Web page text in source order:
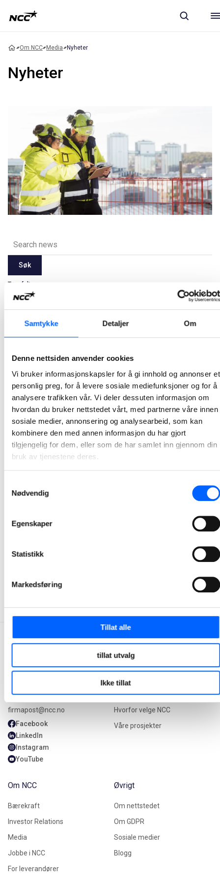
Samtykke Detaljer Om
Denne nettsiden anvender cookies
Vi bruker informasjonskapsler for å gi innhold og annonser et
personlig preg, for å levere sosiale mediefunksjoner og for å
analysere trafikken vår. Vi deler dessuten informasjon om
hvordan du bruker nettstedet vårt, med partnerne våre innen
sosiale medier, annonsering og analysearbeid, som kan
kombinere den med annen informasjon du har gjort
tilgjengelig for dem, eller som de har samlet inn gjennom din
bruk av tjenestene deres.
Nødvendig
Egenskaper
Statistikk
Markedsføring
Tillat alle
tillat utvalg
Ikke tillat
Om NCC Media Nyheter
Nyheter
Søk
Tøm felt
Alle Jan Feb Mar Apr May Jun Jul
Aug
Ikke noe resultat.
Manager, Media Relations Norway, NCC Group
Send epost
Kontakt oss
+47 22 98 68 00
firmapost@ncc.no
Facebook
LinkedIn
Instagram
YouTube
Våre tjenester
Våre tjenester
Hvorfor velge NCC
Våre prosjekter
Om NCC
Bærekraft
Investor Relations
Media
Jobbe i NCC
For leverandører
Øvrigt
Om nettstedet
Om GDPR
Sosiale medier
Blogg